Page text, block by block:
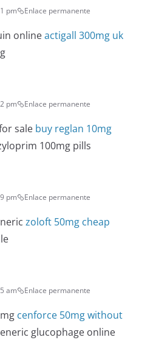
pm Enlace permanente
onlineactigall 300mg uk
pm Enlace permanente
sale buy reglan 10mg
100mg pills
pm Enlace permanente
zoloft 50mg cheap
am Enlace permanente
cenforce 50mg without
glucophage online